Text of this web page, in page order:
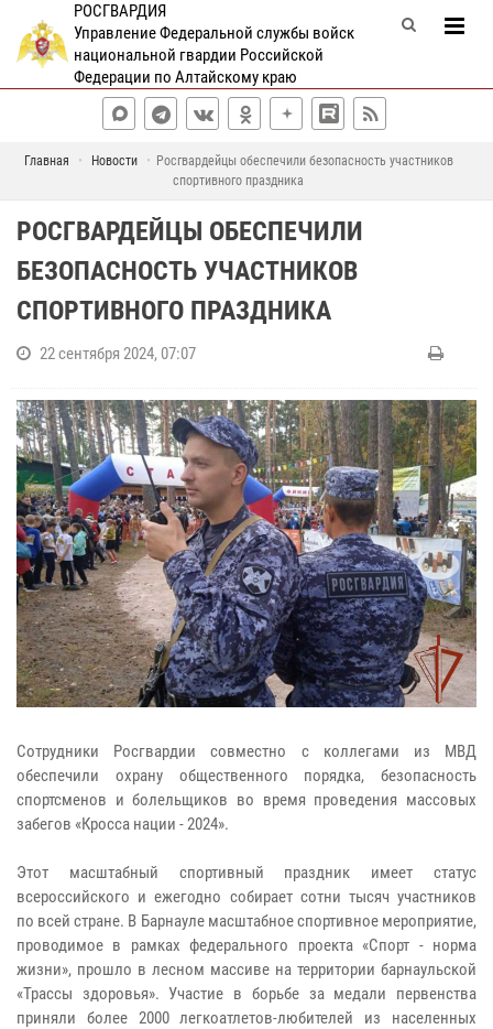
РОСГВАРДИЯ
Управление Федеральной службы войск
национальной гвардии Российской
Федерации по Алтайскому краю
Главная Новости
Росгвардейцы обеспечили безопасность участников
спортивного праздника
РОСГВАРДЕЙЦЫ ОБЕСПЕЧИЛИ
БЕЗОПАСНОСТЬ УЧАСТНИКОВ
СПОРТИВНОГО ПРАЗДНИКА
22 сентября 2024, 07:07
Сотрудники Росгвардии совместно с коллегами из МВД
обеспечили охрану общественного порядка, безопасность
спортсменов и болельщиков во время проведения массовых
забегов «Кросса нации - 2024».
Этот масштабный спортивный праздник имеет статус
всероссийского и ежегодно собирает сотни тысяч участников
по всей стране. В Барнауле масштабное спортивное мероприятие,
проводимое в рамках федерального проекта «Спорт - норма
жизни», прошло в лесном массиве на территории барнаульской
«Трассы здоровья». Участие в борьбе за медали первенства
приняли более 2000 легкоатлетов-любителей из населенных